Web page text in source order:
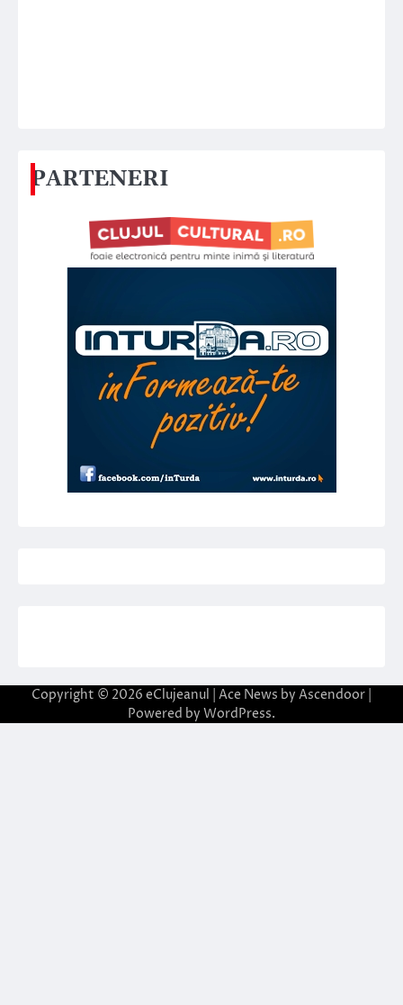
PARTENERI
Copyright © 2026 eClujeanul | Ace News by Ascendoor
Powered by WordPress.